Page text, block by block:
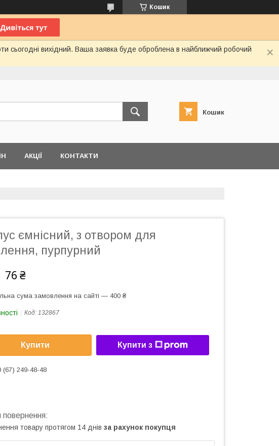
Кошик
сьогодні вихідний. Ваша заявка буде оброблена в найближчий робочий
Кошик
АКЦІЇ КОНТАКТИ
ємнісний, з отвором для
пурпурний
76 ₴
сума замовлення на сайті — 400 ₴
Код: 132867
Купити Купити з
(67) 249-48-48
товару протягом 14 днів за рахунок покупця